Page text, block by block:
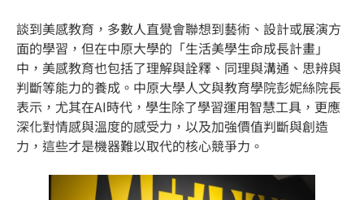
談到美感教育，多數人直覺會聯想到藝術、設計或展演方
面的學習，但在中原大學的「生活美學生命成長計畫」
中，美感教育也包括了理解與詮釋、同理與溝通、思辨與
判斷等能力的養成。中原大學人文與教育學院彭妮絲院長
表示，尤其在AI時代，學生除了學習運用智慧工具，更應
深化對情感與溫度的感受力，以及加強價值判斷與創造
力，這些才是機器難以取代的核心競爭力。